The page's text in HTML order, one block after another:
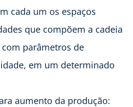
cada um os espaços
que compõem a cadeia
parâmetros de
em um determinado
aumento da produção: